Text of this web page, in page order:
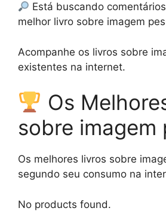
Está buscando
melhor livro sobre imagem
Acompanhe os livros sobre
existentes na internet.
Os
sobre imagem
Os melhores livros sobre
segundo seu consumo na
No products found.